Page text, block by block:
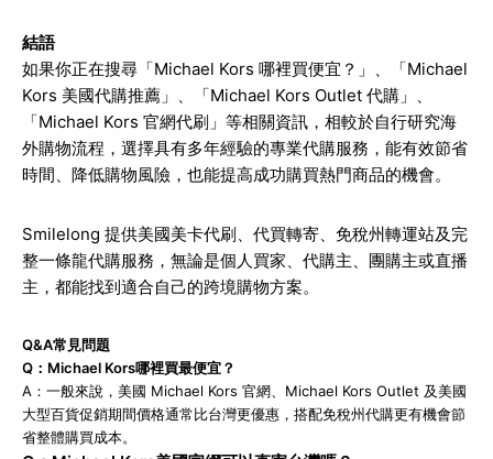
結語
如果你正在搜尋「Michael Kors 哪裡買便宜？」、「Michael
Kors 美國代購推薦」、「Michael Kors Outlet 代購」、
「Michael Kors 官網代刷」等相關資訊，相較於自行研究海
外購物流程，選擇具有多年經驗的專業代購服務，能有效節省
時間、降低購物風險，也能提高成功購買熱門商品的機會。
Smilelong 提供美國美卡代刷、代買轉寄、免稅州轉運站及完
整一條龍代購服務，無論是個人買家、代購主、團購主或直播
主，都能找到適合自己的跨境購物方案。
Q&A常見問題
Q：Michael Kors哪裡買最便宜？
A：一般來說，美國 Michael Kors 官網、Michael Kors Outlet 及美國
大型百貨促銷期間價格通常比台灣更優惠，搭配免稅州代購更有機會節
省整體購買成本。